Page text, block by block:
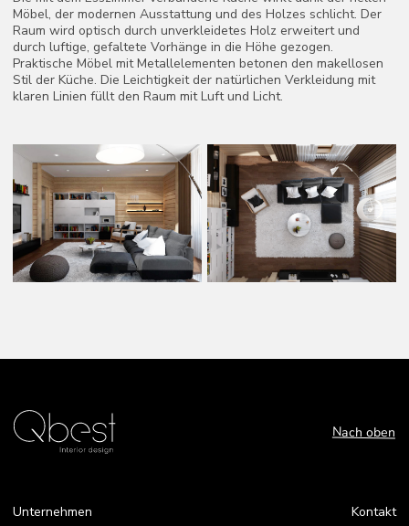
Unternehmen
Home
Über uns
Services
Soziales Netzwerk
Instagram
Facebook
Portfolio
Behance
Kontakt
+41 78 4000 500
info@q-best.ch
Impressum
AGB
Datenschutz
Qbest Interior Design Studio